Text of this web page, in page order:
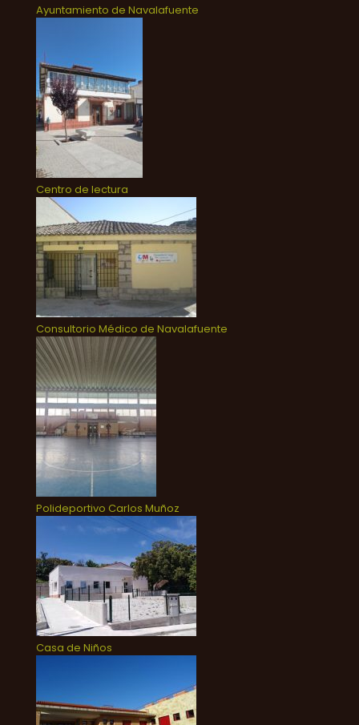
Ayuntamiento de Navalafuente
Centro de lectura
Consultorio Médico de Navalafuente
Polideportivo Carlos Muñoz
Casa de Niños